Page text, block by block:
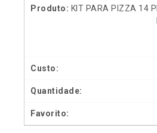
KIT PARA PIZZA 14